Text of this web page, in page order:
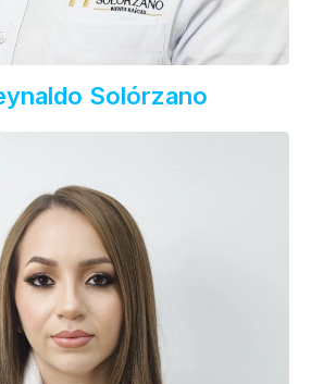
Solórzano